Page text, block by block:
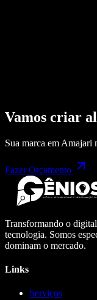
Vamos criar
Sua marca em Amajari
Fazer Orçamento
Transformando o
tecnologia. Somos
dominam o mercado.
Links
Serviços